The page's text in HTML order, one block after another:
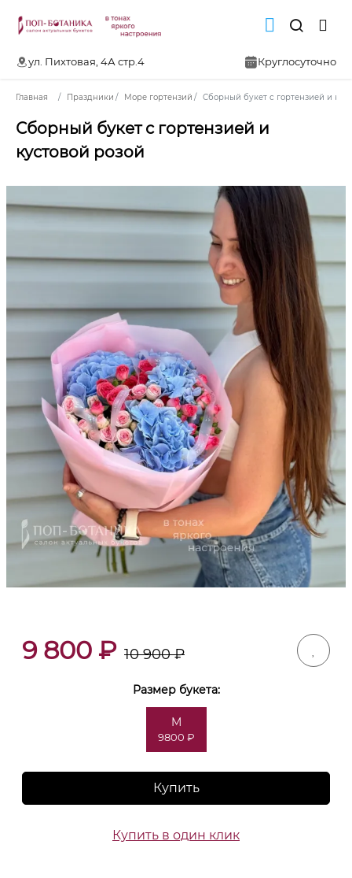
ул. Пихтовая, 4А стр.4 Круглосуточно
Главная Праздники Море гортензий Сборный букет с гортензией и
Сборный букет с гортензией и
кустовой розой
9 800 ₽ 10 900₽
Размер букета:
M
9800 ₽
Купить
Купить в один клик